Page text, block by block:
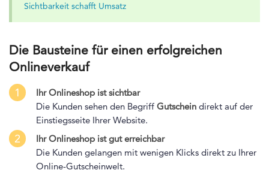
Sichtbarkeit schafft Umsatz
Die Bausteine für einen erfolgreichen
Onlineverkauf
1
Ihr Onlineshop ist sichtbar
Die Kunden sehen den Begriff Gutschein direkt auf der
Einstiegsseite Ihrer Website.
2
Ihr Onlineshop ist gut erreichbar
Die Kunden gelangen mit wenigen Klicks direkt zu Ihrer
Online-Gutscheinwelt.